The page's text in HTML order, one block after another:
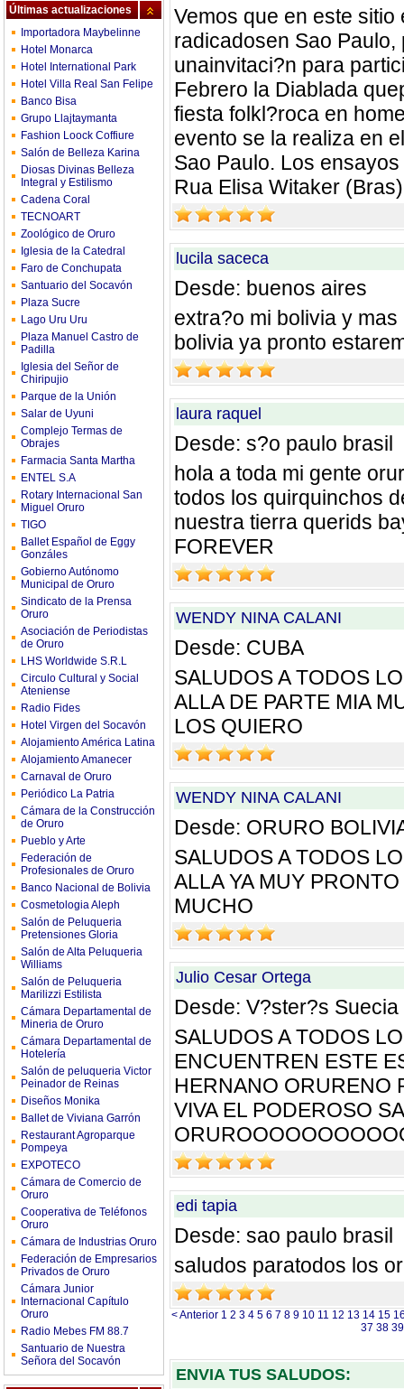
Últimas actualizaciones
Importadora Maybelinne
Hotel Monarca
Hotel International Park
Hotel Villa Real San Felipe
Banco Bisa
Grupo Llajtaymanta
Fashion Loock Coffiure
Salón de Belleza Karina
Diosas Divinas Belleza
Integral y Estilismo
Cadena Coral
TECNOART
Zoológico de Oruro
Iglesia de la Catedral
Faro de Conchupata
Santuario del Socavón
Plaza Sucre
Lago Uru Uru
Plaza Manuel Castro de
Padilla
Iglesia del Señor de
Chiripujio
Parque de la Unión
Salar de Uyuni
Complejo Termas de
Obrajes
Farmacia Santa Martha
ENTEL S.A
Rotary Internacional San
Miguel Oruro
TIGO
Ballet Español de Eggy
Gonzáles
Gobierno Autónomo
Municipal de Oruro
Sindicato de la Prensa
Oruro
Asociación de Periodistas
de Oruro
LHS Worldwide S.R.L
Circulo Cultural y Social
Ateniense
Radio Fides
Hotel Virgen del Socavón
Alojamiento América Latina
Alojamiento Amanecer
Carnaval de Oruro
Periódico La Patria
Cámara de la Construcción
de Oruro
Pueblo y Arte
Federación de
Profesionales de Oruro
Banco Nacional de Bolivia
Cosmetologia Aleph
Salón de Peluqueria
Pretensiones Gloria
Salón de Alta Peluqueria
Williams
Salón de Peluqueria
Marilizzi Estilista
Cámara Departamental de
Mineria de Oruro
Cámara Departamental de
Hotelería
Salón de peluqueria Victor
Peinador de Reinas
Diseños Monika
Ballet de Viviana Garrón
Restaurant Agroparque
Pompeya
EXPOTECO
Cámara de Comercio de
Oruro
Cooperativa de Teléfonos
Oruro
Cámara de Industrias Oruro
Federación de Empresarios
Privados de Oruro
Cámara Junior
Internacional Capítulo
Oruro
Radio Mebes FM 88.7
Santuario de Nuestra
Señora del Socavón
Vemos que en este
radicadosen Sao
unainvitaci?n para
Febrero la Diablada
fiesta folkl?roca en
evento se la realiza en
Sao Paulo. Los
Rua Elisa Witaker
lucila saceca
Desde: buenos aires
extra?o mi bolivia y
bolivia ya pronto
laura raquel
Desde: s?o paulo brasil
hola a toda mi gente
todos los quirquinchos
nuestra tierra querids
FOREVER
WENDY NINA CALANI
Desde: CUBA
SALUDOS A TODOS
ALLA DE PARTE MIA
LOS QUIERO
WENDY NINA CALANI
Desde: ORURO
SALUDOS A TODOS
ALLA YA MUY
MUCHO
Julio Cesar Ortega
Desde: V?ster?s Suecia
SALUDOS A TODOS
ENCUENTREN ESTE
HERNANO ORURENO
VIVA EL PODEROSO
edi tapia
Desde: sao paulo brasil
saludos paratodos los
< Anterior 1 2 3 4 5 6 7 8 9 10 11 12 13 14 15
37 38 39
ENVIA TUS SALUDOS: